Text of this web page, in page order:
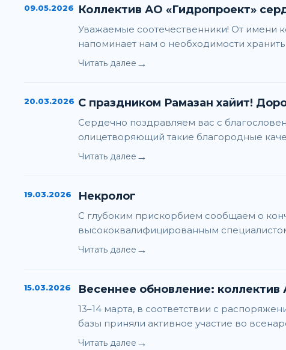
09.05.2026 Коллектив АО «Гидропроект»
Уважаемые соотечественники! От имени
напоминает нам о необходимости
Читать далее →
20.03.2026 С праздником Рамазан хайит!
Сердечно поздравляем вас с
олицетворяющий такие благородные
Читать далее →
19.03.2026 Некролог
С глубоким прискорбием сообщаем о
высококвалифицированным
Читать далее →
15.03.2026 Весеннее обновление:
13–14 марта, в соответствии с
базы приняли активное участие во
Читать далее →